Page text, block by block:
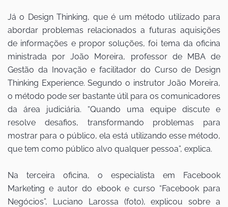
Já o Design Thinking, que é um método utilizado para
abordar problemas relacionados a futuras aquisições
de informações e propor soluções, foi tema da oficina
ministrada por João Moreira, professor de MBA de
Gestão da Inovação e facilitador do Curso de Design
Thinking Experience. Segundo o instrutor João Moreira,
o método pode ser bastante útil para os comunicadores
da área judiciária. “Quando uma equipe discute e
resolve desafios, transformando problemas para
mostrar para o público, ela está utilizando esse método,
que tem como público alvo qualquer pessoa”, explica.
Na terceira oficina, o especialista em Facebook
Marketing e autor do ebook e curso “Facebook para
Negócios”, Luciano Larossa (foto), explicou sobre a